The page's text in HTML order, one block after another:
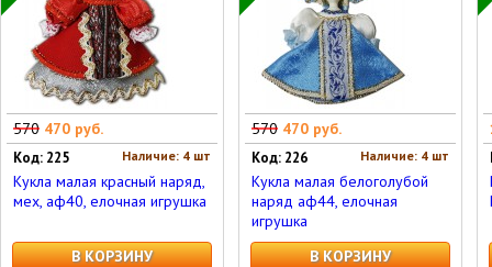
570 470 руб.
Наличие: 4 шт
Код: 225
Кукла малая красный наряд,
мех, аф40, елочная игрушка
В КОРЗИНУ
570 470 руб.
Наличие: 4 шт
Код: 226
Кукла малая белоголубой
наряд аф44, елочная
игрушка
В КОРЗИНУ